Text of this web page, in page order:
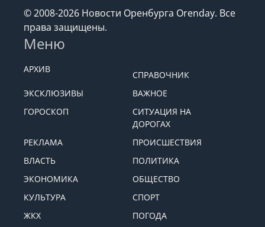
© 2008-2026 Новости Оренбурга Orenday. Все
права защищены.
Меню
АРХИВ
СПРАВОЧНИК
ЭКСКЛЮЗИВЫ
ВАЖНОЕ
ГОРОСКОП
СИТУАЦИЯ НА
ДОРОГАХ
РЕКЛАМА
ПРОИСШЕСТВИЯ
ВЛАСТЬ
ПОЛИТИКА
ЭКОНОМИКА
ОБЩЕСТВО
КУЛЬТУРА
СПОРТ
ЖКХ
ПОГОДА